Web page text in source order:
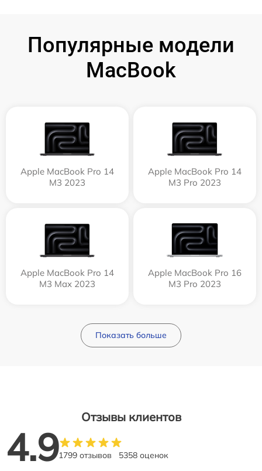
Популярные модели
MacBook
Apple MacBook Pro 14
M3 2023
Apple MacBook Pro 14
M3 Pro 2023
Apple MacBook Pro 14
M3 Max 2023
Apple MacBook Pro 16
M3 Pro 2023
Показать больше
Отзывы клиентов
4.91799 отзывов 5358 оценок